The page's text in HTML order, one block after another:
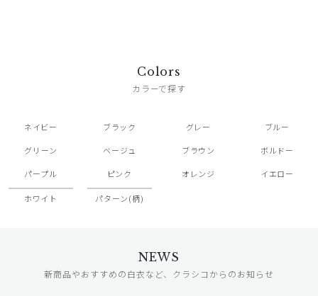
Colors
カラーで探す
ネイビー ブラック グレー ブルー
グリーン ベージュ ブラウン ボルドー
パープル ピンク オレンジ イエロー
ホワイト パターン(柄)
NEWS
新商品やおすすめの白衣など、クラシコからのお知らせ